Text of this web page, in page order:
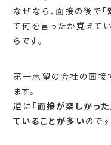
なぜなら、面接の後で
て何を言ったか覚えて
らです。
第一志望の会社の面接
ます。
逆に 「面接が楽しかっ
ていることが多いのです